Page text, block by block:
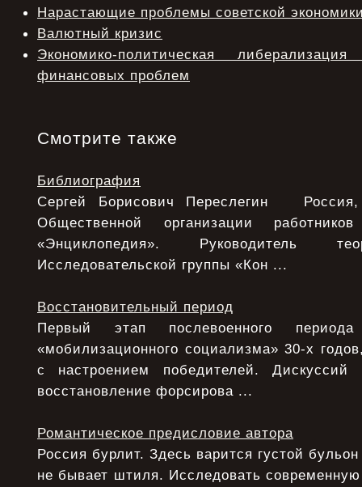
Нарастающие проблемы советской
Валютный кризис
Экономико-политическая
финансовых проблем
Смотрите также
Библиография
Сергей Борисович Переслегин Россия,
Общественной организации
«Энциклопедия». Руководитель
Исследовательской группы «Кон ...
Восстановительный период
Первый этап послевоенного
«мобилизационного социализма» 30-х
с настроением победителей.
восстановление форсирова ...
Романтическое предисловие автора
Россия бурлит. Здесь варится густой
не бывает штиля. Исследовать